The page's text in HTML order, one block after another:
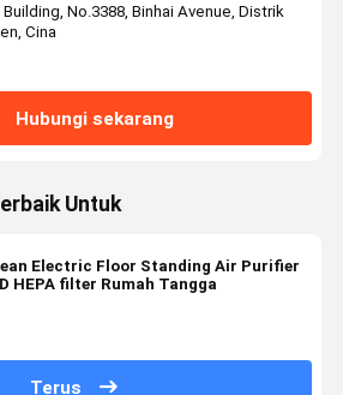
No.3388, Binhai Avenue, Distrik
Cina
Hubungi sekarang
Untuk
Electric Floor Standing Air Purifier
HEPA filter Rumah Tangga
Terus